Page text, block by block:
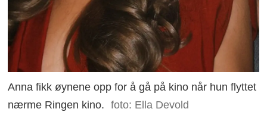
Anna fikk øynene opp for å gå på kino når hun flyttet
nærme Ringen kino. foto: Ella Devold